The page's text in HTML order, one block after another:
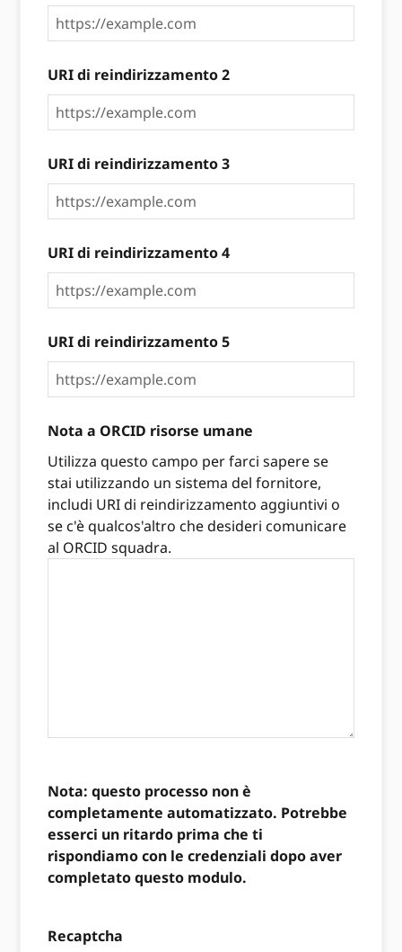
URI di reindirizzamento 2
URI di reindirizzamento 3
URI di reindirizzamento 4
URI di reindirizzamento 5
Nota a ORCID risorse umane
Utilizza questo campo per farci sapere se
stai utilizzando un sistema del fornitore,
includi URI di reindirizzamento aggiuntivi o
se c'è qualcos'altro che desideri comunicare
al ORCID squadra.
Nota: questo processo non è
completamente automatizzato. Potrebbe
esserci un ritardo prima che ti
rispondiamo con le credenziali dopo aver
completato questo modulo.
Recaptcha